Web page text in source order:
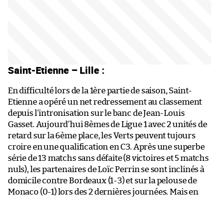
Saint-Etienne – Lille :
En difficulté lors de la 1ère partie de saison, Saint-
Etienne a opéré un net redressement au classement
depuis l’intronisation sur le banc de Jean-Louis
Gasset. Aujourd’hui 8èmes de Ligue 1 avec 2 unités de
retard sur la 6ème place, les Verts peuvent tujours
croire en une qualification en C3. Après une superbe
série de 13 matchs sans défaite (8 victoires et 5 matchs
nuls), les partenaires de Loïc Perrin se sont inclinés à
domicile contre Bordeaux (1-3) et sur la pelouse de
Monaco (0-1) lors des 2 dernières journées. Mais en